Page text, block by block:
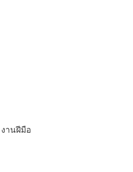
านฝีมือ